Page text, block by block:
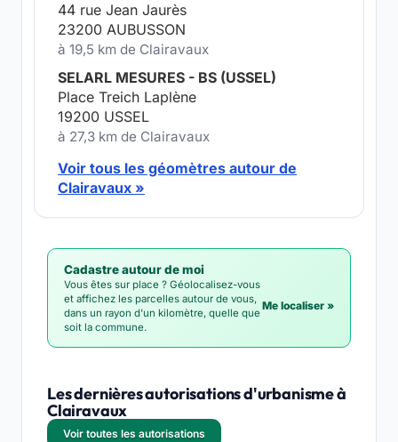
44 rue Jean Jaurès
23200 AUBUSSON
à 19,5 km de Clairavaux
SELARL MESURES - BS (USSEL)
Place Treich Laplène
19200 USSEL
à 27,3 km de Clairavaux
Voir tous les géomètres autour de
Clairavaux »
Cadastre autour de moi
Vous êtes sur place ? Géolocalisez-vous
et affichez les parcelles autour de vous,
dans un rayon d'un kilomètre, quelle que
soit la commune.
Me localiser »
Les dernières autorisations d'urbanisme à
Clairavaux
Voir toutes les autorisations